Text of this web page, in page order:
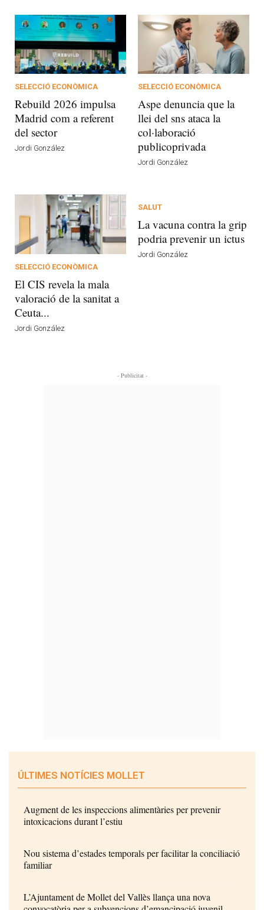
SELECCIÓ ECONÒMICA
Rebuild 2026 impulsa
Madrid com a referent
del sector
Jordi González
SELECCIÓ ECONÒMICA
Aspe denuncia que la
llei del sns ataca la
col·laboració
publicoprivada
Jordi González
SELECCIÓ ECONÒMICA
El CIS revela la mala
valoració de la sanitat a
Ceuta...
Jordi González
SALUT
La vacuna contra la grip
podria prevenir un ictus
Jordi González
- Publicitat -
ÚLTIMES NOTÍCIES MOLLET
Augment de les inspeccions alimentàries per prevenir
intoxicacions durant l’estiu
Nou sistema d’estades temporals per facilitar la conciliació
familiar
L’Ajuntament de Mollet del Vallès llança una nova